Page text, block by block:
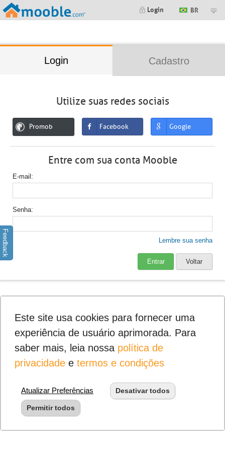
Login BR
Login Cadastro
Utilize suas redes sociais
Promob Facebook Google
Entre com sua conta Mooble
E-mail
Senha
Lembre sua senha
Entrar Voltar
Feedback
Este site usa cookies para fornecer uma
experiência de usuário aprimorada. Para
saber mais, leia nossa política de
privacidadee termos e condições
Atualizar Preferências Desativar todos
Permitir todos